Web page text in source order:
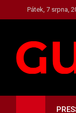
to
Pátek, 7 srpna,